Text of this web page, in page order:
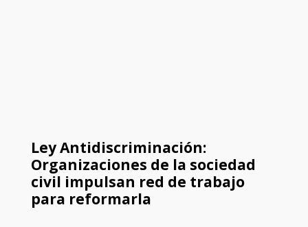
Ley Antidiscriminación:
Organizaciones de la sociedad
civil impulsan red de trabajo
para reformarla